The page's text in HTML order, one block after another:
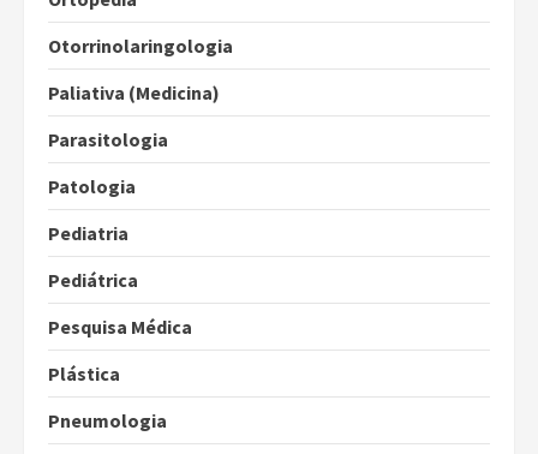
Otorrinolaringologia
Paliativa (Medicina)
Parasitologia
Patologia
Pediatria
Pediátrica
Pesquisa Médica
Plástica
Pneumologia